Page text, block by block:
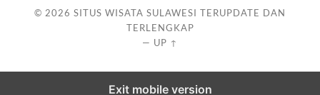
© 2026 SITUS WISATA SULAWESI TERUPDATE DAN
TERLENGKAP
— UP ↑
Exit mobile version